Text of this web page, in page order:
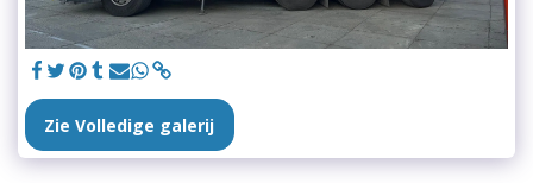
Zie Volledige galerij